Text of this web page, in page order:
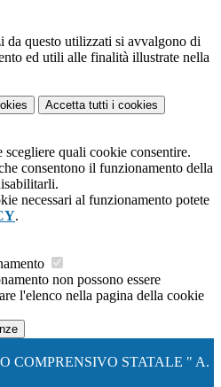
da questo utilizzati si avvalgono di
ed utili alle finalità illustrate nella
Accetta tutti i cookies
scegliere quali cookie consentire.
consentono il funzionamento della
necessari al funzionamento potete
.
non possono essere
l'elenco nella pagina della cookie
COMPRENSIVO STATALE " A.